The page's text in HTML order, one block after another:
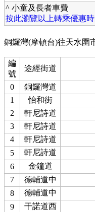
^ 小童及長者車費
按此瀏覽以上轉乘優惠
銅鑼灣(摩頓台)往天水圍
編
號
途經街道
0 銅鑼灣道
1
怡和街
2
軒尼詩道
3
軒尼詩道
4
軒尼詩道
5
軒尼詩道
6
金鐘道
7
德輔道中
8
德輔道中
9
干諾道西